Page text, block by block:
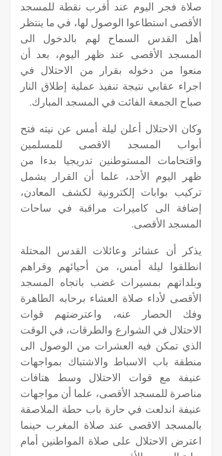
صلاة فجر اليوم عند أقرب نقطة للمسجد
الأقصى استطاعوا الوصول لها، في ما ينتظر
أهل القدس السماح لهم بالدخول الى
المسجد الأقصى عند ظهر اليوم، بعد أن
منعوا من دخوله بقرار من الاحتلال في
اجراء عقابي نتيجة تنفيذ عملية إطلاق النار
صباح الجمعة الفائت في المسجد المبارك.
وكان الاحتلال أعلن ليلة أمس عن نيته فتح
أبواب المسجد الاقصى للمسلمين
واقتحامات المستوطنين تدريجيا بدءا من
ظهر اليوم الأحد، علما أن القرار يشمل
تركيب بوابات إلكترونية لكشف المعادن،
إضافة الى كاميرات مراقبة في ساحات
المسجد الأقصى.
يذكر أن عشائر وعائلات القدس المحتلة
انطلقوا ليلة أمس، من أحيائهم وقراهم
وبلداتهم بمسيرات غضب باتجاه المسجد
الأقصى لأداء صلاة العشاء برحابه الطاهرة
وفك الحصار عنه، واعترضتهم قوات
الاحتلال في الشوارع والطرقات، في الوقت
الذي تمكن فيه العشرات من الوصول الى
منطقة باب الاسباط والاشتباك بمواجهات
عنيفة مع قوات الاحتلال وسط هتافات
مناصرة للمسجد الأقصى، علما أن مواجهات
عنيفة اندلعت في حارة باب حطة الملاصقة
بالمسجد الاقصى عند صلاة المغرب حينما
اعترض الاحتلال على صلاة المواطنين أمام